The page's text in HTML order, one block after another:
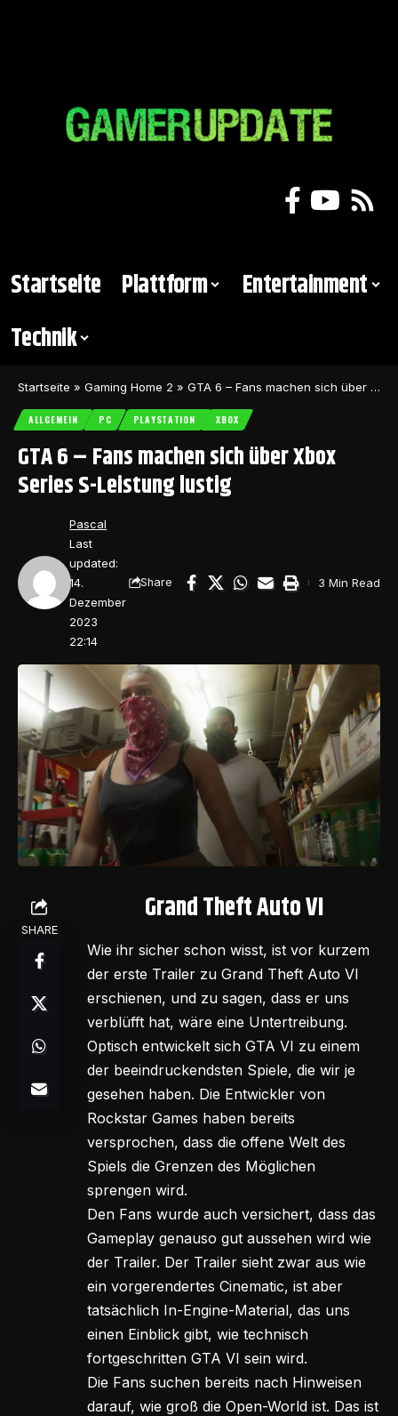
Startseite Plattform
Entertainment
Technik
Startseite » Gaming Home 2 » GTA 6 – Fans machen sich über Xbox Series S-Leistung lustig
ALLGEMEIN PC PLAYSTATION XBOX
GTA 6 – Fans machen sich über Xbox
Series S-Leistung lustig
Last
updated:
14.
Dezember
2023
22:14
Pascal
Share 3 Min Read
SHARE
Grand Theft Auto VI
Wie ihr sicher schon wisst, ist vor kurzem
der erste Trailer zu Grand Theft Auto VI
erschienen, und zu sagen, dass er uns
verblüfft hat, wäre eine Untertreibung.
Optisch entwickelt sich GTA VI zu einem
der beeindruckendsten Spiele, die wir je
gesehen haben. Die Entwickler von
Rockstar Games haben bereits
versprochen, dass die offene Welt des
Spiels die Grenzen des Möglichen
sprengen wird.
Den Fans wurde auch versichert, dass das
Gameplay genauso gut aussehen wird wie
der Trailer. Der Trailer sieht zwar aus wie
ein vorgerendertes Cinematic, ist aber
tatsächlich In-Engine-Material, das uns
einen Einblick gibt, wie technisch
fortgeschritten GTA VI sein wird.
Die Fans suchen bereits nach Hinweisen
darauf, wie groß die Open-World ist. Das ist